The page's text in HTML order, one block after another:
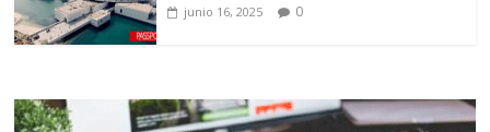
junio 16, 2025 0